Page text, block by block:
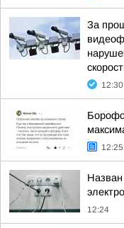
За
12:30
12:25
12:24